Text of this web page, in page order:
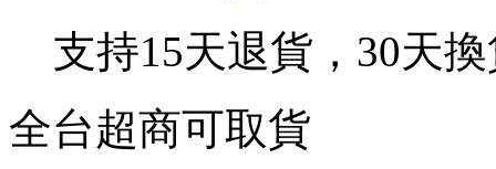
支持15天退貨，30天
全台超商可取貨